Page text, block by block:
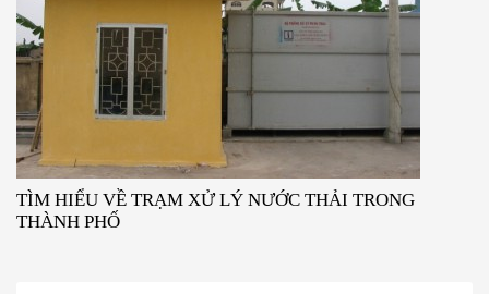
TÌM HIỂU VỀ TRẠM XỬ LÝ NƯỚC THẢI TRONG
THÀNH PHỐ